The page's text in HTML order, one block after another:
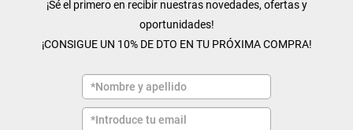
¡Sé el primero en recibir nuestras novedades, ofertas y
oportunidades!
¡CONSIGUE UN 10% DE DTO EN TU PRÓXIMA COMPRA!